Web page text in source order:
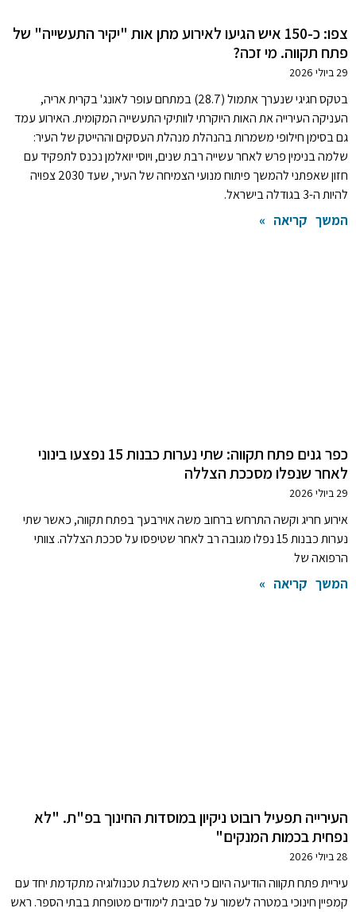
צפו: כ-150 איש הגיעו לאירוע מתן אות "יקיר התעשייה" של
פתח תקווה. מי זכה?
29 ביולי 2026
בטקס חגיגי שנערך אתמול (28.7) במתחם עופר לאונג' בקרית אריה,
העניקה העירייה את האות היוקרתי לוותיקי התעשייה המקומית. האירוע עמד
גם בסימן חילופי משמרות בהנהלת מנהלת העסקים וההייטק של העיר:
שלמה בנימין פרש לאחר עשייה רבת שנים, ויוסי יואלמן נכנס לתפקיד עם
חזון שאפתני להמשך פיתוח מנועי הצמיחה של העיר, שעד 2030 צפויה
להיות ה-3 בגודלה בישראל.
המשך קריאה »
כפר גנים פתח תקווה: שתי נערות כבנות 15 נפצעו בינוני
לאחר שנפלו מסככת הצללה
29 ביולי 2026
אירוע חריג וקשה התרחש ברחוב משה אוירבעך בפתח תקווה, כאשר שתי
נערות כבנות 15 נפלו מגובה רב לאחר שטיפסו על סככת הצללה. צוותי
הרפואה של
המשך קריאה »
העירייה תפעיל רובוט ניקיון במוסדות החינוך בפ"ת. "לא
נפחית בכמות המנקים"
28 ביולי 2026
עיריית פתח תקווה הודיעה היום כי היא משלבת טכנולוגיה מתקדמת יחד עם
קמפיין חינוכי במטרה לשמור על סביבת לימודים מטופחת בבתי הספר. ראש